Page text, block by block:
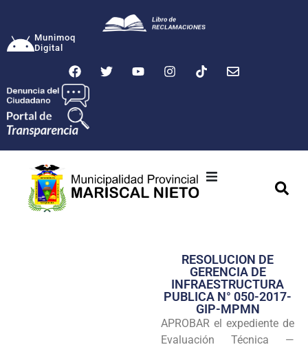
Munimoq
Digital
Transparencia
Seguridad
Programas
RESOLUCION DE
GERENCIA DE
INFRAESTRUCTURA
PUBLICA N° 050-2017-
GIP-MPMN
APROBAR el expediente de
Evaluación Técnica —